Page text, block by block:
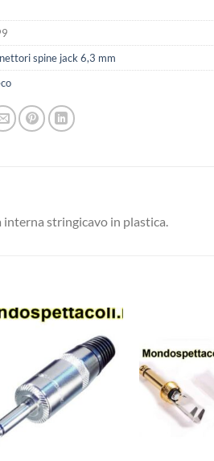
spine jack 6,3 mm
interna stringicavo in plastica.